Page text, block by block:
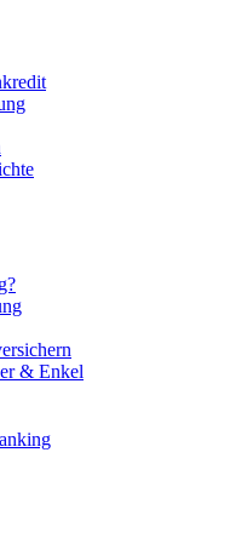
& Enkel